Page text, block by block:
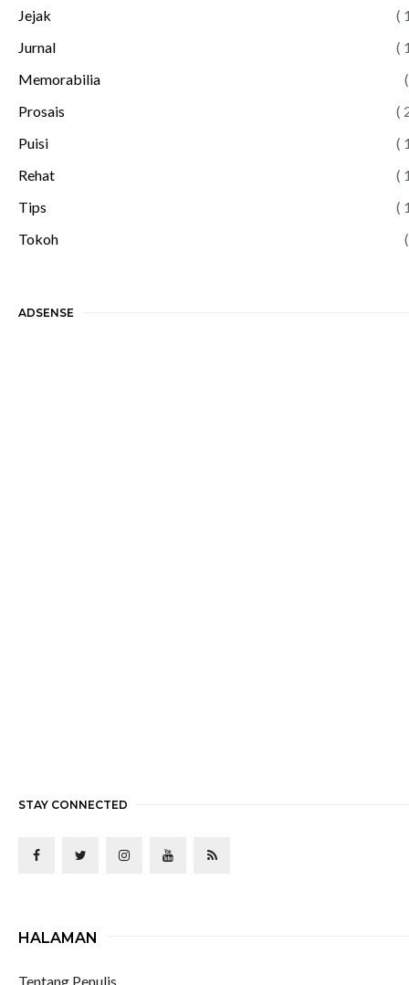
Jejak
(
Jurnal
(
Memorabilia
Prosais
(
Puisi
(
Rehat
(
Tips
(
Tokoh
ADSENSE
STAY CONNECTED
HALAMAN
Tentang Penulis